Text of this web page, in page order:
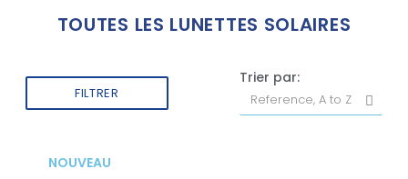
TOUTES LES LUNETTES SOLAIRES
FILTRER
Trier par:
NOUVEAU